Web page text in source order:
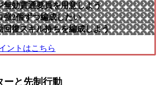
無効貫通要員を用意しよう
強2個ずつ編成したい
回復スキル持ちを編成しよう
ントはこちら
ーと先制行動